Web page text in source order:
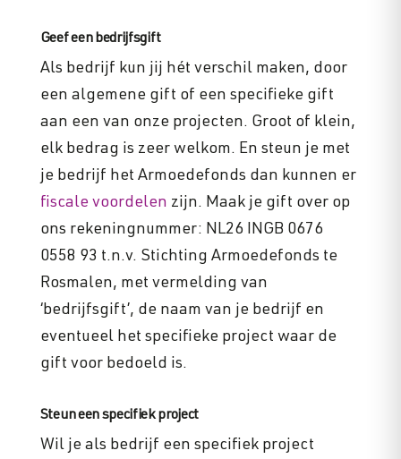
Geef een bedrijfsgift
Als bedrijf kun jij hét verschil maken, door
een algemene gift of een specifieke gift
aan een van onze projecten. Groot of klein,
elk bedrag is zeer welkom. En steun je met
je bedrijf het Armoedefonds dan kunnen er
fiscale voordelen zijn. Maak je gift over op
ons rekeningnummer: NL26 INGB 0676
0558 93 t.n.v. Stichting Armoedefonds te
Rosmalen, met vermelding van
‘bedrijfsgift’, de naam van je bedrijf en
eventueel het specifieke project waar de
gift voor bedoeld is.
Steun een specifiek project
Wil je als bedrijf een specifiek project